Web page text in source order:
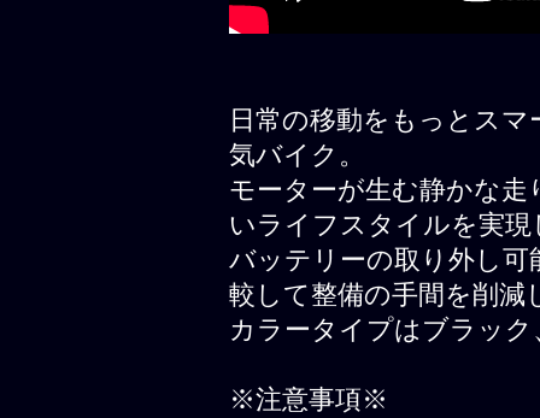
日常の移動をもっとス
気バイク。
モーターが生む静かな
いライフスタイルを実現
バッテリーの取り外し
較して整備の手間を削減
カラータイプはブラッ
※注意事項※